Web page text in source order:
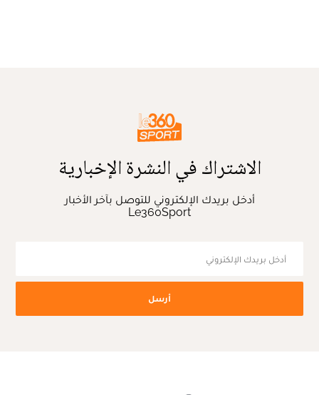
الاشتراك في النشرة الإخبارية
أدخل بريدك الإلكتروني للتوصل بآخر الأخبار
Le360Sport
أرسل